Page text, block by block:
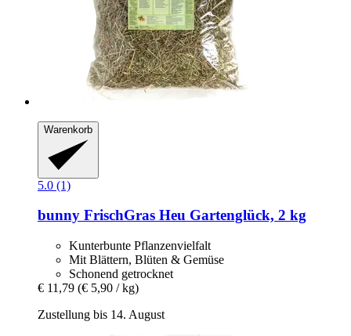
Warenkorb
5.0 (1)
bunny FrischGras Heu Gartenglück, 2 kg
Kunterbunte Pflanzenvielfalt
Mit Blättern, Blüten & Gemüse
Schonend getrocknet
€ 11,79 (€ 5,90 / kg)
Zustellung bis 14. August